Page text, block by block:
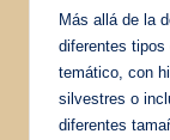
Más allá de la
diferentes
temático, con
silvestres o
diferentes